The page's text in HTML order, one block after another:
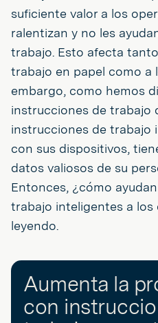
suficiente valor a los
ralentizan y no les
trabajo. Esto afecta
trabajo en papel como a
embargo, como hemos
instrucciones de trabajo
instrucciones de trabajo
con sus dispositivos,
datos valiosos de su
Entonces, ¿cómo
trabajo inteligentes a los
leyendo.
Aumenta la
con